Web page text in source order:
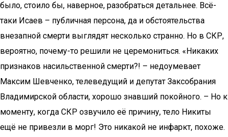
было, стоило бы, наверное, разобраться детальнее. Всё-
таки Исаев – публичная персона, да и обстоятельства
внезапной смерти выглядят несколько странно. Но в СКР,
вероятно, почему-то решили не церемониться. «Никаких
признаков насильственной смерти?! – недоумевает
Максим Шевченко, телеведущий и депутат Заксобрания
Владимирской области, хорошо знавший покойного. – Но к
моменту, когда СКР озвучило её причину, тело Никиты
ещё не привезли в морг! Это никакой не инфаркт, похоже.